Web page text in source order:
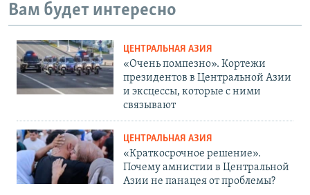
Вам будет интересно
ЦЕНТРАЛЬНАЯ АЗИЯ
«Очень помпезно». Кортежи
президентов в Центральной Азии
и эксцессы, которые с ними
связывают
ЦЕНТРАЛЬНАЯ АЗИЯ
«Краткосрочное решение».
Почему амнистии в Центральной
Азии не панацея от проблемы?